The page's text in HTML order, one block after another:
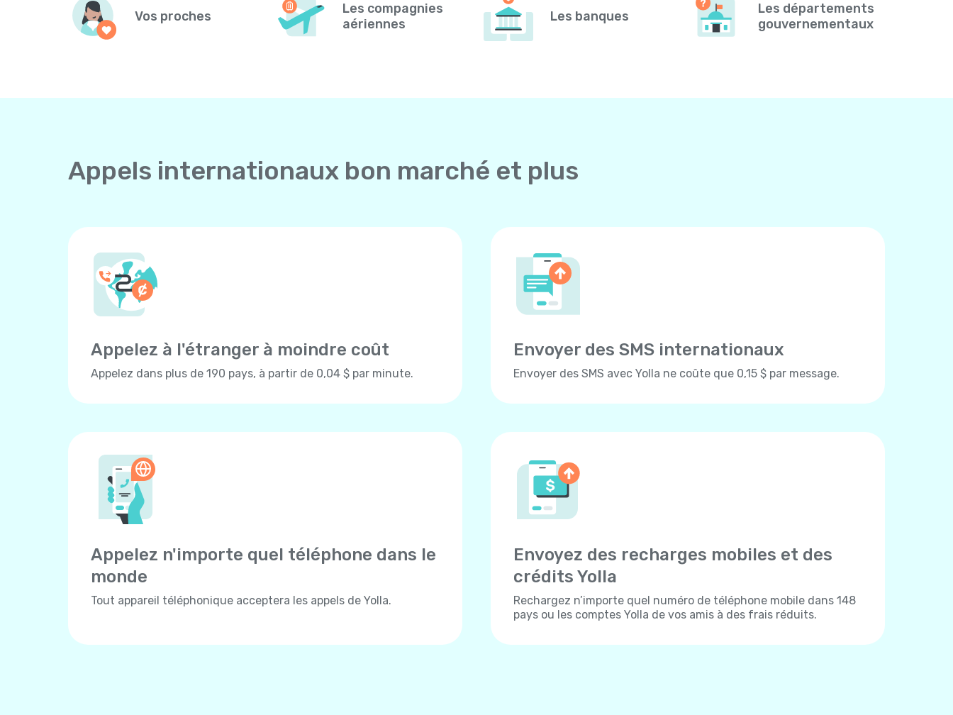
Vos proches
Les compagnies
aériennes
Les banques
Les départements
gouvernementaux
Appels internationaux bon marché et plus
Appelez à l'étranger à moindre coût
Appelez dans plus de 190 pays, à partir de 0,04 $ par minute.
Envoyer des SMS internationaux
Envoyer des SMS avec Yolla ne coûte que 0,15 $ par message.
Appelez n'importe quel téléphone dans le
monde
Tout appareil téléphonique acceptera les appels de Yolla.
Envoyez des recharges mobiles et des
crédits Yolla
Rechargez n’importe quel numéro de téléphone mobile dans 148
pays ou les comptes Yolla de vos amis à des frais réduits.